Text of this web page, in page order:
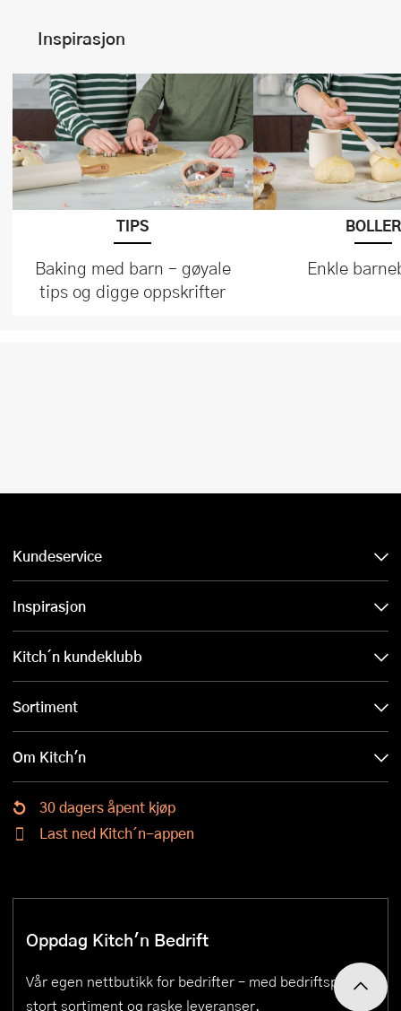
Inspirasjon
TIPS
Baking med barn – gøyale
tips og digge oppskrifter
BOLLER
Enkle
Kundeservice
Inspirasjon
Kitch´n kundeklubb
Sortiment
Om Kitch'n
30 dagers åpent kjøp
Last ned Kitch´n-appen
Oppdag Kitch'n Bedrift
Vår egen nettbutikk for bedrifter – med bedriftspriser,
stort sortiment og raske leveranser.